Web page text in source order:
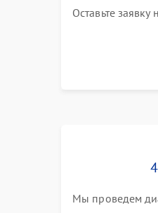
Оставьте
Мы проведем